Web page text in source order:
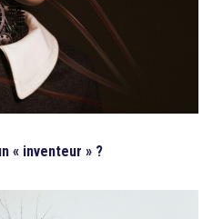
« inventeur » ?